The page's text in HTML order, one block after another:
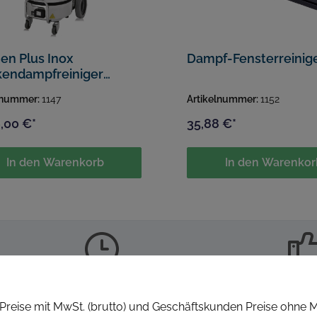
Plus Inox
1147
€*
In den Warenkorb
Dampf-
Artikelnummer:1152
35,88 €*
In den
mit MwSt. (brutto) und Geschäftskunden Preise ohne